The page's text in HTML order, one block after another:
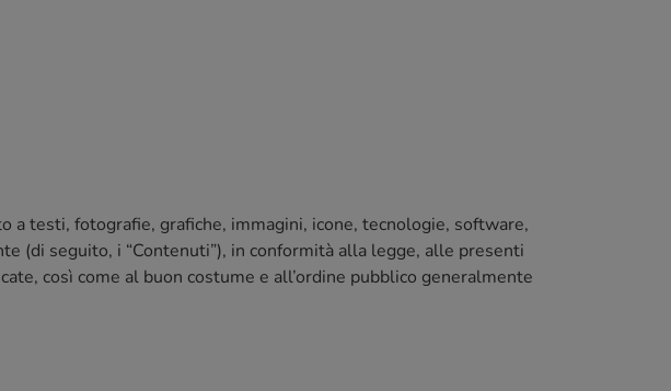
a testi, fotografie, grafiche, immagini, icone, tecnologie, software,
(di seguito, i “Contenuti”), in conformità alla legge, alle presenti
così come al buon costume e all’ordine pubblico generalmente